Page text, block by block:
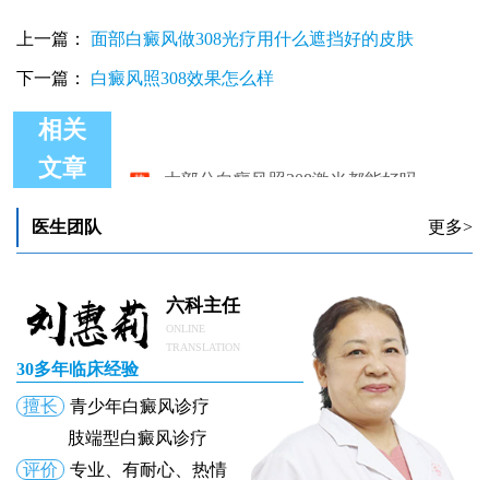
上一篇： 面部白癜风做308光疗用什么遮挡好的皮肤
下一篇： 白癜风照308效果怎么样
相关
文章
医生团队 更多>
六科主任
ONLINE
TRANSLATION
30多年临床经验
擅长
青少年白癜风诊疗
肢端型白癜风诊疗
评价
专业、有耐心、热情